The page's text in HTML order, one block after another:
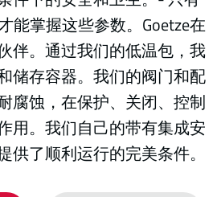
能掌握这些参数。Goetze在
伴。通过我们的低温包，我
储存容器。我们的阀门和配
腐蚀，在保护、关闭、控制
用。我们自己的带有集成安
供了顺利运行的完美条件。